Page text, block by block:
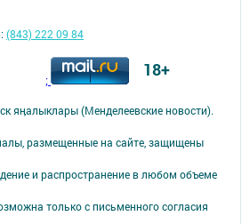
яӊалыклары (Менделеевские новости).
размещенные на сайте, защищены
и распространение в любом объеме
только с письменного согласия
(843) 222 09 84
; 18+